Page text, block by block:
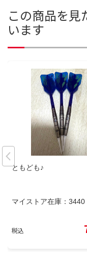
この商品を見
います
ともども♪
マイストア在庫： 3440
税込